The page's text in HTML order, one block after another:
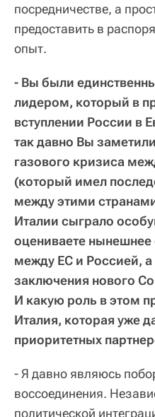
посредничестве, а
предоставить в
опыт.
- Вы были
лидером, который в
вступлении России в
так давно Вы
газового кризиса
(который имел
между этими
Италии сыграло
оцениваете
между ЕС и Россией,
заключения нового
И какую роль в этом
Италия, которая уже
приоритетных
- Я давно являюсь
воссоединения.
политической